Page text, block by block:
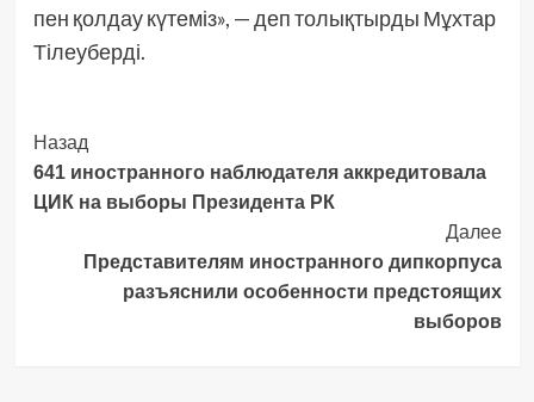
пен қолдау күтеміз», — деп толықтырды Мұхтар
Тілеуберді.
Post
Navigation
Назад
641 иностранного наблюдателя аккредитовала
ЦИК на выборы Президента РК
Далее
Представителям иностранного дипкорпуса
разъяснили особенности предстоящих
выборов